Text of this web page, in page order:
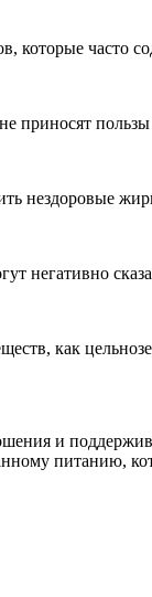
которые часто
приносят пользы
нездоровые
негативно
как
и
питанию,